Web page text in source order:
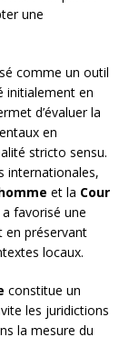
une
comme un outil
initialement en
d’évaluer la
en
stricto sensu.
internationales,
et la Cour
a favorisé une
préservant
locaux.
constitue un
les juridictions
la mesure du